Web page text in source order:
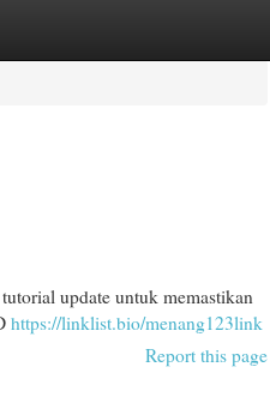
update untuk memastikan
https://linklist.bio/menang123link
Report this page